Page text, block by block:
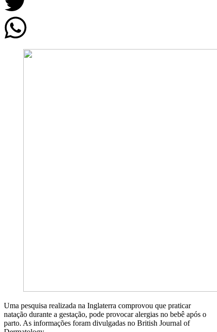
Uma pesquisa realizada na Inglaterra comprovou que praticar
natação durante a gestação, pode provocar alergias no bebê após o
parto. As informações foram divulgadas no British Journal of